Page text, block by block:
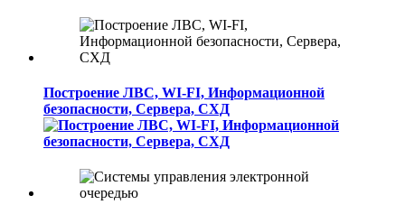
Построение ЛВС, WI-FI, Информационной
безопасности, Сервера, СХД